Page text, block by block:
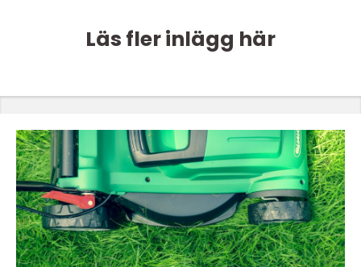
Läs fler inlägg här